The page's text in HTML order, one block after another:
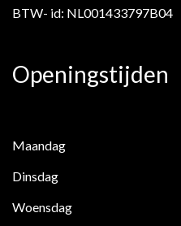
BTW- id: NL001433797B04
Openingstijden
Maandag
Dinsdag
Woensdag